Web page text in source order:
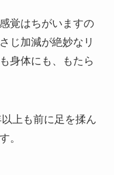
覚はちがいますの
じ加減が絶妙なリ
身体にも、もたら
上も前に足を揉ん
。